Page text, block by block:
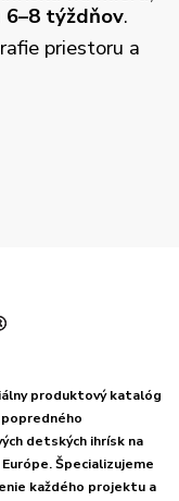
6–8 týždňov.
priestoru a
produktový katalóg
popredného
detských ihrísk na
Špecializujeme
každého projektu a